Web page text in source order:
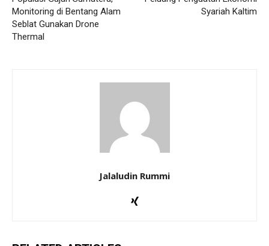
Monitoring di Bentang Alam
Seblat Gunakan Drone
Thermal
Syariah Kaltim
Jalaludin Rummi